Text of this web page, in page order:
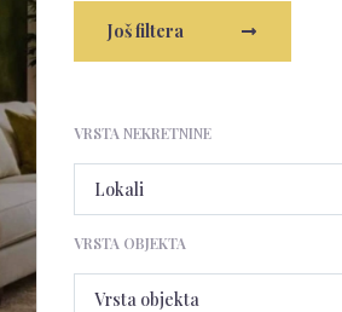
Još filtera
VRSTA NEKRETNINE
VRSTA OBJEKTA